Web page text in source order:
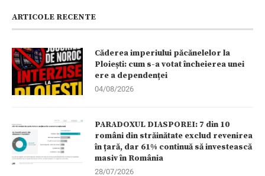
ARTICOLE RECENTE
Căderea imperiului păcănelelor la
Ploiești: cum s-a votat încheierea unei
ere a dependenței
04/08/2026
PARADOXUL DIASPOREI: 7 din 10
români din străinătate exclud revenirea
în țară, dar 61% continuă să investească
masiv în România
28/07/2026